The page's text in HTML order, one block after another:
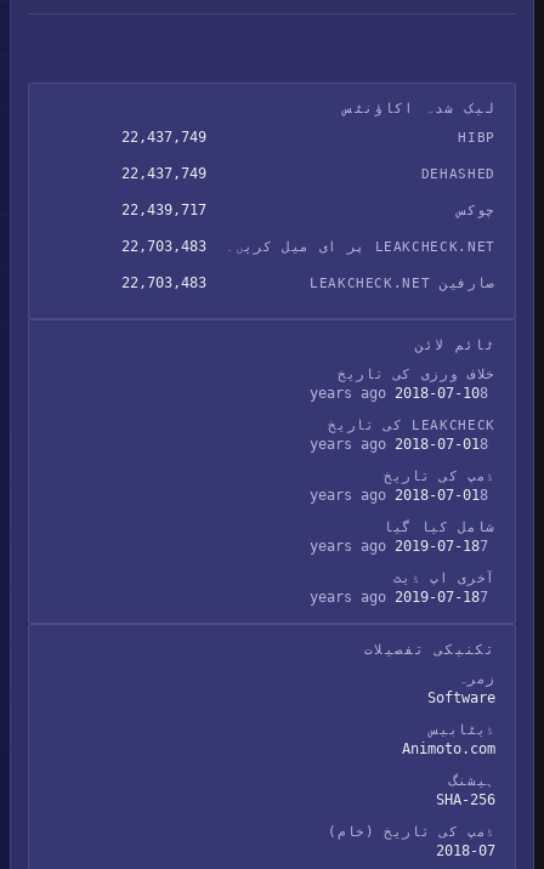
لیک شدہ اکاؤنٹس
HIBP
22,437,749
DEHASHED
22,437,749
چوکس 22,439,717
LEAKCHECK.NET پر ای میل کریں۔ 22,703,483
صارفین LEAKCHECK.NET 22,703,483
ٹائم لائن
خلاف ورزی کی تاریخ
2018-07-10
LEAKCHECK کی تاریخ
2018-07-01
ڈمپ کی تاریخ
2018-07-01
شامل کیا گیا
2019-07-18
آخری اپ ڈیٹ
2019-07-18
تکنیکی تفصیلات
زمرہ
Software
ڈیٹابیس
Animoto.com
ہیشنگ
SHA-256
ڈمپ کی تاریخ (خام)
2018-07